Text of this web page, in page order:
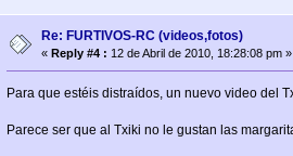
Re: FURTIVOS-RC (videos,fotos)
« Reply #4 : 12 de Abril de 2010, 18:28:08 pm »
Para que estéis distraídos, un nuevo video del
Parece ser que al Txiki no le gustan las